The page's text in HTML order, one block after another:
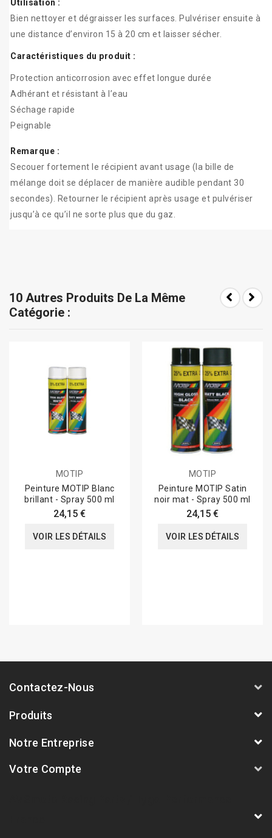
Utilisation :
Bien nettoyer et dégraisser les surfaces. Pulvériser ensuite à
une distance d’environ 15 à 20 cm et laisser sécher.
Caractéristiques du produit :
Protection anticorrosion avec effet longue durée
Adhérant et résistant à l’eau
Séchage rapide
Peignable
Remarque :
Secouer fortement le récipient avant usage (la bille de
mélange doit se déplacer de manière audible pendant 30
secondes). Retourner le récipient après usage et pulvériser
jusqu’à ce qu’il ne sorte plus que du gaz.
10 Autres Produits De La Même
Catégorie :
MOTIP
Peinture MOTIP Blanc
brillant - Spray 500 ml
24,15 €
VOIR LES DÉTAILS
MOTIP
Peinture MOTIP Satin
noir mat - Spray 500 ml
24,15 €
VOIR LES DÉTAILS
Contactez-Nous
Produits
Notre Entreprise
Votre Compte